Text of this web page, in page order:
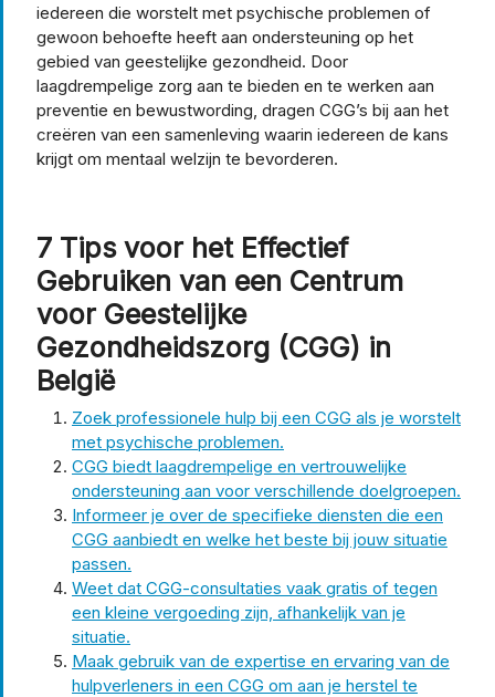
iedereen die worstelt met psychische problemen of
gewoon behoefte heeft aan ondersteuning op het
gebied van geestelijke gezondheid. Door
laagdrempelige zorg aan te bieden en te werken aan
preventie en bewustwording, dragen CGG’s bij aan het
creëren van een samenleving waarin iedereen de kans
krijgt om mentaal welzijn te bevorderen.
7 Tips voor het Effectief
Gebruiken van een Centrum
voor Geestelijke
Gezondheidszorg (CGG) in
België
Zoek professionele hulp bij een CGG als je worstelt
met psychische problemen.
CGG biedt laagdrempelige en vertrouwelijke
ondersteuning aan voor verschillende doelgroepen.
Informeer je over de specifieke diensten die een
CGG aanbiedt en welke het beste bij jouw situatie
passen.
Weet dat CGG-consultaties vaak gratis of tegen
een kleine vergoeding zijn, afhankelijk van je
situatie.
Maak gebruik van de expertise en ervaring van de
hulpverleners in een CGG om aan je herstel te